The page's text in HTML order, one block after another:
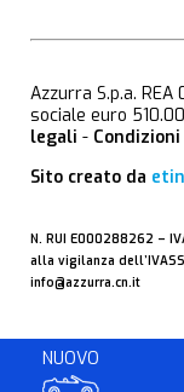
NUOVO
Azzurra S.p.a.
sociale euro
legali -
Sito creato da
N. RUI E000288262 –
alla vigilanza
info@azzurra.cn.it